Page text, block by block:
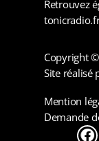
Retrouvez
Copyright
Site réalisé
Mention
Demande